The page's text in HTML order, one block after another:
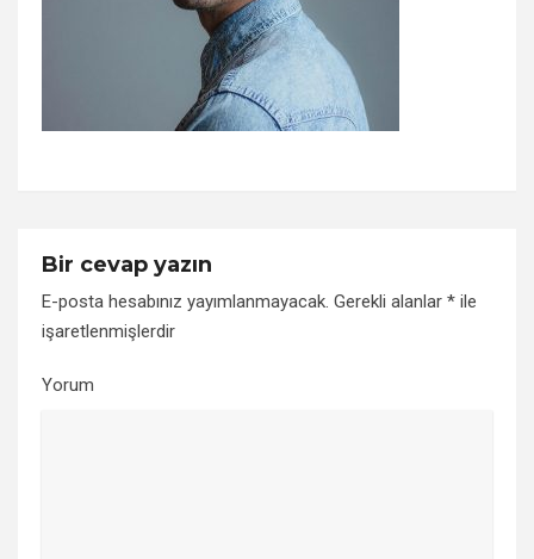
Bir cevap yazın
E-posta hesabınız yayımlanmayacak. Gerekli alanlar * ile
işaretlenmişlerdir
Yorum